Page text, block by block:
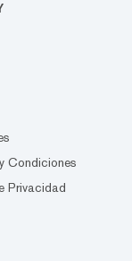
Condiciones
Privacidad